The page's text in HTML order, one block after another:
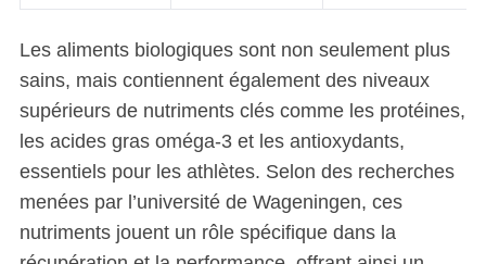
Les aliments biologiques sont non seulement plus
sains, mais contiennent également des niveaux
supérieurs de nutriments clés comme les protéines,
les acides gras oméga-3 et les antioxydants,
essentiels pour les athlètes. Selon des recherches
menées par l’université de Wageningen, ces
nutriments jouent un rôle spécifique dans la
c
f
o
r